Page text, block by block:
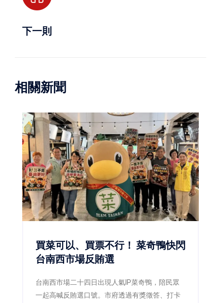
下一則
相關新聞
買菜可以、買票不行！ 菜奇鴨快閃
台南西市場反賄選
台南西市場二十四日出現人氣IP菜奇鴨，陪民眾
一起高喊反賄選口號。市府透過有獎徵答、打卡